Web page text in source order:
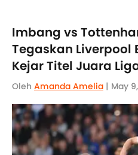
Imbang vs
Tegaskan Liverpool
Kejar Titel Juara
Oleh Amanda Amelia | May